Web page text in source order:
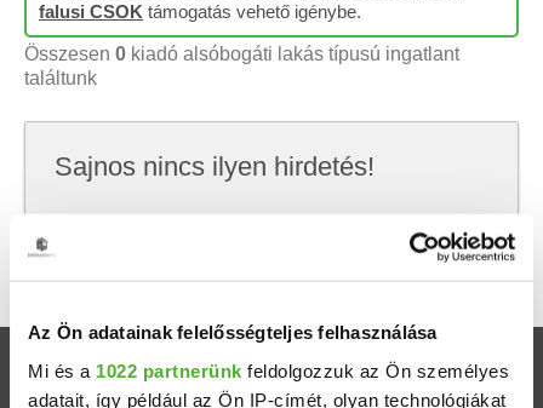
Az Ön adatainak felelősségteljes felhasználása
Mi és a 1022 partnerünk feldolgozzuk az Ön személyes
adatait, így például az Ön IP-címét, olyan technológiákat
falusi CSOK támogatás vehető igénybe.
Összesen 0 kiadó alsóbogáti lakás típusú ingatlant
találtunk
Sajnos nincs ilyen hirdetés!
keresni, hátha akkor megtalálod, amit keresel.
Ingatlanok